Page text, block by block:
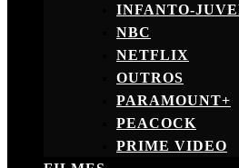
INFANTO-
NBC
NETFLIX
OUTROS
PARAMOUNT+
PEACOCK
PRIME VIDEO